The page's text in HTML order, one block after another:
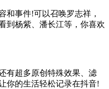
和事件!可以召唤罗志祥，
到杨紫、潘长江等，你喜欢
有超多原创特殊效果、滤
你的生活轻松记录在抖音!